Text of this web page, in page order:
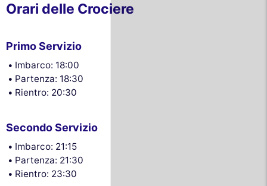
Orari delle Crociere
Primo Servizio
Imbarco: 18:00
Partenza: 18:30
Rientro: 20:30
Secondo Servizio
Imbarco: 21:15
Partenza: 21:30
Rientro: 23:30